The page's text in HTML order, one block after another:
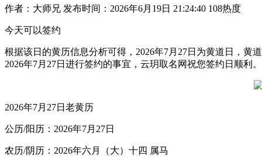
作者：大师兄 发布时间：2026年6月19日 21:24:40 108热度
今天可以签约
根据该日的黄历信息分析可得，2026年7月27日为黄道日，黄
2026年7月27日进行签约的事宜，云玥取名网祝您签约日顺利。
2026年7月27日老黄历
公历/阳历：2026年7月27日
农历/阴历：2026年六月（大）十四 属马